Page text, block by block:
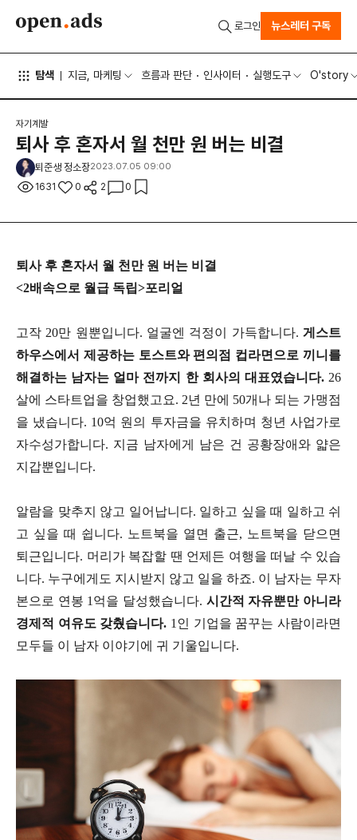
탐색 지금, 마케팅 흐름과 판단 인사이터 실행도구 O'story
로그인 뉴스레터 구독
자기계발
퇴사 후 혼자서 월 천만 원 버는 비결
퇴준생 정소장2023.07.05 09:00
1631 0 2 0
퇴사 후 혼자서 월 천만 원 버는 비결
<2배속으로 월급 독립>포리얼
고작 20만 원뿐입니다. 얼굴엔 걱정이 가득합니다. 게스트
하우스에서 제공하는 토스트와 편의점 컵라면으로 끼니를
해결하는 남자는 얼마 전까지 한 회사의 대표였습니다.26
살에 스타트업을 창업했고요. 2년 만에 50개나 되는 가맹점
을 냈습니다. 10억 원의 투자금을 유치하며 청년 사업가로
자수성가합니다. 지금 남자에게 남은 건 공황장애와 얇은
지갑뿐입니다.
알람을 맞추지 않고 일어납니다. 일하고 싶을 때 일하고 쉬
고 싶을 때 쉽니다. 노트북을 열면 출근, 노트북을 닫으면
퇴근입니다. 머리가 복잡할 땐 언제든 여행을 떠날 수 있습
니다. 누구에게도 지시받지 않고 일을 하죠. 이 남자는 무자
본으로 연봉 1억을 달성했습니다. 시간적 자유뿐만 아니라
경제적 여유도 갖췄습니다. 1인 기업을 꿈꾸는 사람이라면
모두들 이 남자 이야기에 귀 기울입니다.